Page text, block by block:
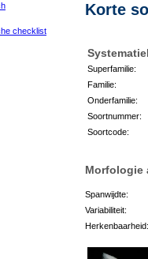
checklist
Korte
Superfamilie:
Familie:
Onderfamilie:
Soortnummer:
Soortcode:
Morfologie
Spanwijdte:
Variabiliteit:
Herkenbaarheid: